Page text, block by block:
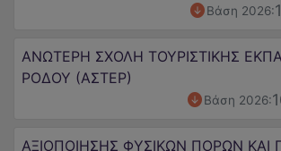
Βάση 2026:
ΑΝΩΤΕΡΗ ΣΧΟΛΗ ΤΟΥΡΙΣΤΙΚΗΣ
ΡΟΔΟΥ (ΑΣΤΕΡ)
Βάση 2026:
ΑΞΙΟΠΟΙΗΣΗΣ ΦΥΣΙΚΩΝ ΠΟΡΩΝ ΚΑΙ